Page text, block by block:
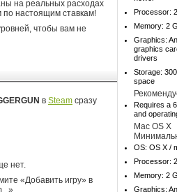
на реальных расходах
по настоящим ставкам!
чтобы вам не
в Steam сразу
нет.
«Добавить игру» в
Processor:
Memory: 2
Graphics:
graphics
drivers
Storage:
space
Requires a
and
Mac OS X
OS: OS X /
Processor:
Memory: 2
Graphics: